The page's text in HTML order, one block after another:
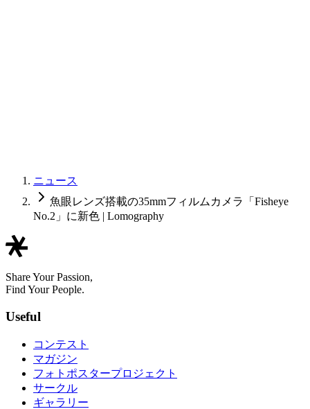
ニュース
魚眼レンズ搭載の35mmフィルムカメラ「Fisheye
No.2」に新色 | Lomography
Share Your Passion,
Find Your People.
Useful
コンテスト
マガジン
フォトポスタープロジェクト
サークル
ギャラリー